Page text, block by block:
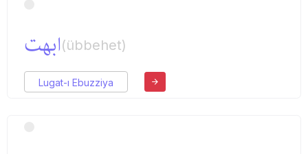
ابهت(übbehet)
Lugat-ı Ebuzziya